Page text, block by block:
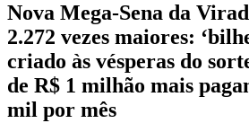
Nova Mega-Sena da
2.272 vezes maiores:
criado às vésperas do
de R$ 1 milhão mais
mil por mês